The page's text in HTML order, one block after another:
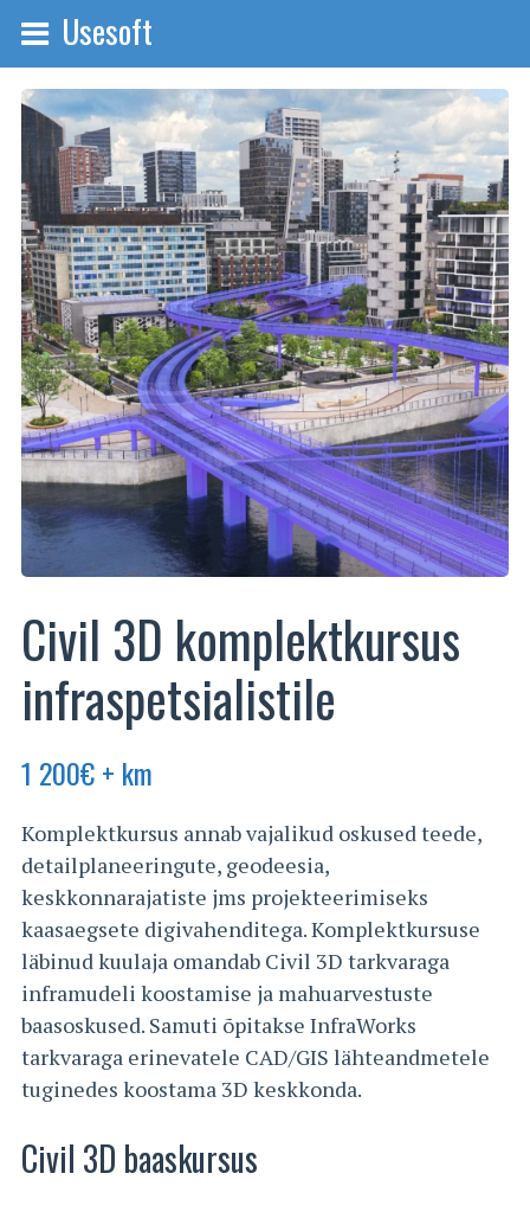
Usesoft
Civil 3D komplektkursus
infraspetsialistile
1 200€+ km
Komplektkursus annab vajalikud oskused teede,
detailplaneeringute, geodeesia,
keskkonnarajatiste jms projekteerimiseks
kaasaegsete digivahenditega. Komplektkursuse
läbinud kuulaja omandab Civil 3D tarkvaraga
inframudeli koostamise ja mahuarvestuste
baasoskused. Samuti õpitakse InfraWorks
tarkvaraga erinevatele CAD/GIS lähteandmetele
tuginedes koostama 3D keskkonda.
Civil 3D baaskursus